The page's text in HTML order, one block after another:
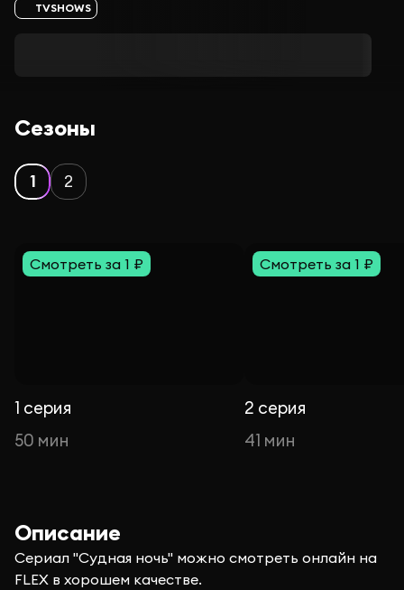
TVSHOWS
Сезоны
1 2
Смотреть за 1 ₽
1 серия
50 мин
Смотреть за 1 ₽
2 серия
41 мин
Описание
Сериал "Судная ночь" можно смотреть онлайн на
FLEX в хорошем качестве.